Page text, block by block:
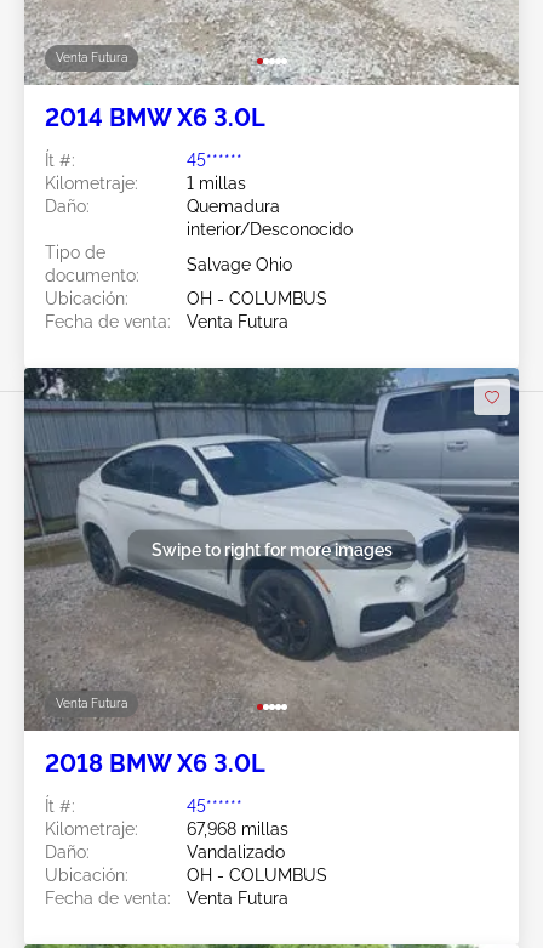
Venta Futura
2014 BMW X6 3.0L
Ít #:
45******
Kilometraje:
1 millas
Daño:
Quemadura
interior/Desconocido
Tipo de
documento:
Salvage Ohio
Ubicación:
OH - COLUMBUS
Fecha de venta:
Venta Futura
Venta Futura
Swipe to right for more images
2018 BMW X6 3.0L
Ít #:
45******
Kilometraje:
67,968 millas
Daño:
Vandalizado
Ubicación:
OH - COLUMBUS
Fecha de venta:
Venta Futura